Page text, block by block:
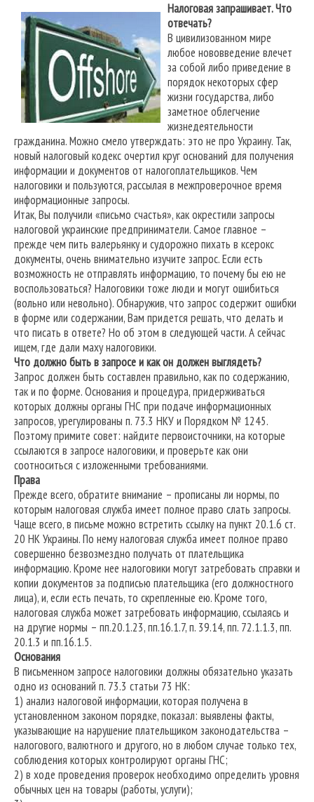
Налоговая запрашивает. Что
отвечать?
В цивилизованном мире
любое нововведение влечет
за собой либо приведение в
порядок некоторых сфер
жизни государства, либо
заметное облегчение
жизнедеятельности
гражданина. Можно смело утверждать: это не про Украину. Так,
новый налоговый кодекс очертил круг оснований для получения
информации и документов от налогоплательщиков. Чем
налоговики и пользуются, рассылая в межпроверочное время
информационные запросы.
Итак, Вы получили «письмо счастья», как окрестили запросы
налоговой украинские предприниматели. Самое главное –
прежде чем пить валерьянку и судорожно пихать в ксерокс
документы, очень внимательно изучите запрос. Если есть
возможность не отправлять информацию, то почему бы ею не
воспользоваться? Налоговики тоже люди и могут ошибиться
(вольно или невольно). Обнаружив, что запрос содержит ошибки
в форме или содержании, Вам придется решать, что делать и
что писать в ответе? Но об этом в следующей части. А сейчас
ищем, где дали маху налоговики.
Что должно быть в запросе и как он должен выглядеть?
Запрос должен быть составлен правильно, как по содержанию,
так и по форме. Основания и процедура, придерживаться
которых должны органы ГНС при подаче информационных
запросов, урегулированы п. 73.3 НКУ и Порядком № 1245.
Поэтому примите совет: найдите первоисточники, на которые
ссылаются в запросе налоговики, и проверьте как они
соотноситься с изложенными требованиями.
Права
Прежде всего, обратите внимание – прописаны ли нормы, по
которым налоговая служба имеет полное право слать запросы.
Чаще всего, в письме можно встретить ссылку на пункт 20.1.6 ст.
20 НК Украины. По нему налоговая служба имеет полное право
совершенно безвозмездно получать от плательщика
информацию. Кроме нее налоговики могут затребовать справки и
копии документов за подписью плательщика (его должностного
лица), и, если есть печать, то скрепленные ею. Кроме того,
налоговая служба может затребовать информацию, ссылаясь и
на другие нормы – пп.20.1.23, пп.16.1.7, п. 39.14, пп. 72.1.1.3, пп.
20.1.3 и пп.16.1.5.
Основания
В письменном запросе налоговики должны обязательно указать
одно из оснований п. 73.3 статьи 73 НК:
1) анализ налоговой информации, которая получена в
установленном законом порядке, показал: выявлены факты,
указывающие на нарушение плательщиком законодательства –
налогового, валютного и другого, но в любом случае только тех,
соблюдения которых контролируют органы ГНС;
2) в ходе проведения проверок необходимо определить уровня
обычных цен на товары (работы, услуги);